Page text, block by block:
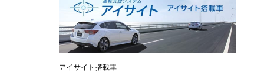
アイサイト搭載車